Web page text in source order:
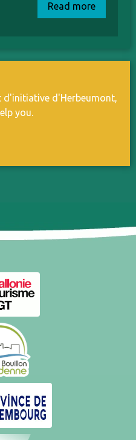
Read more
d'Herbeumont,
you.